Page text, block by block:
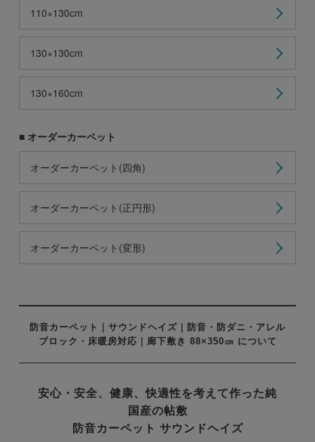
110×130cm
130×130cm
130×160cm
■ オーダーカーペット
オーダーカーペット(四角)
オーダーカーペット(正円形)
オーダーカーペット(変形)
防音カーペット｜サウンドヘイズ｜防音・防ダニ・アレル
ブロック・床暖房対応｜廊下敷き 88×350㎝ について
安心・安全、健康、快適性を考えて作った純
国産の帖敷
防音カーペット サウンドヘイズ